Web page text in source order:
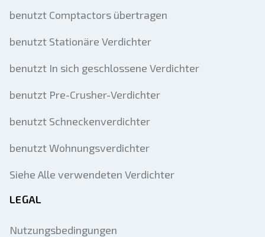
benutzt Comptactors übertragen
benutzt Stationäre Verdichter
benutzt In sich geschlossene Verdichter
benutzt Pre-Crusher-Verdichter
benutzt Schneckenverdichter
benutzt Wohnungsverdichter
Siehe Alle verwendeten Verdichter
LEGAL
Nutzungsbedingungen